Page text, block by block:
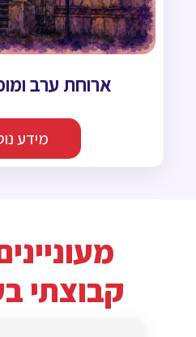
ארוחת ערב
מידע
קבוצתי